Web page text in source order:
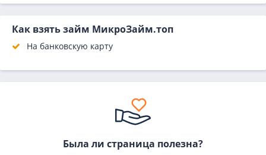
Как взять займ МикроЗайм.топ
На банковскую карту
Была ли страница полезна?